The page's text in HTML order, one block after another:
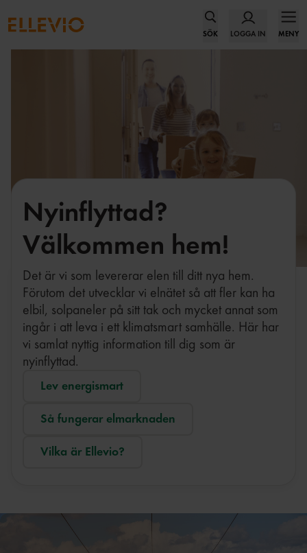
SÖK LOGGA IN MENY
Nyinflyttad?
Välkommen hem!
Det är vi som levererar elen till ditt nya hem.
Förutom det utvecklar vi elnätet så att fler kan ha
elbil, solpaneler på sitt tak och mycket annat som
ingår i att leva i ett klimatsmart samhälle. Här har
vi samlat nyttig information till dig som är
nyinflyttad.
Lev energismart
Så fungerar elmarknaden
Vilka är Ellevio?